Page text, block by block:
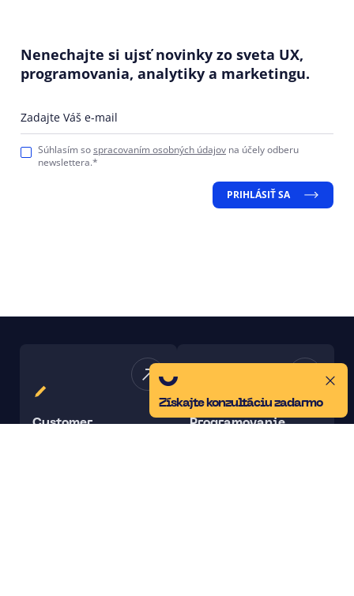
Nenechajte si ujsť novinky zo sveta UX,
programovania, analytiky a marketingu.
Zadajte Váš e-mail
Súhlasím sospracovaním osobných údajov na účely odberu
newslettera.*
PRIHLÁSIŤ SA
Customer
Programovanie
Získajte konzultáciu zadarmo